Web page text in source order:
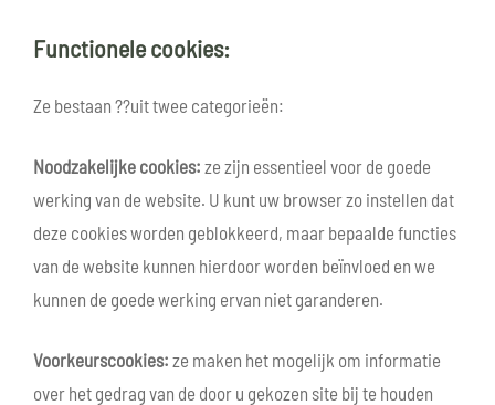
Functionele cookies:
Ze bestaan ??uit twee categorieën:
Noodzakelijke cookies: ze zijn essentieel voor de goede
werking van de website. U kunt uw browser zo instellen dat
deze cookies worden geblokkeerd, maar bepaalde functies
van de website kunnen hierdoor worden beïnvloed en we
kunnen de goede werking ervan niet garanderen.
Voorkeurscookies: ze maken het mogelijk om informatie
over het gedrag van de door u gekozen site bij te houden